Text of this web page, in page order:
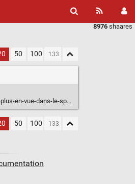
8976 shaares
50 100
vivant-et-la-musique
50 100